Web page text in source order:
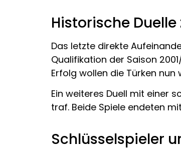
Historische
Das letzte direkte
Qualifikation der Saison
Erfolg wollen die Türken nun
Ein weiteres Duell mit einer
traf. Beide Spiele endeten
Schlüsselspieler